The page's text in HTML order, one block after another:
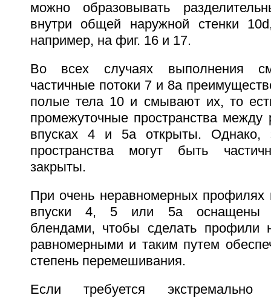
можно образовывать
внутри общей наружной стенки
например, на фиг. 16 и 17.
Во всех случаях выполнения
частичные потоки 7 и 8а
полые тела 10 и смывают их, то
промежуточные пространства
впусках 4 и 5а открыты. Однако,
пространства могут быть
закрыты.
При очень неравномерных профилях
впуски 4, 5 или 5а оснащены
блендами, чтобы сделать профили
равномерными и таким путем
степень перемешивания.
Если требуется экстремально